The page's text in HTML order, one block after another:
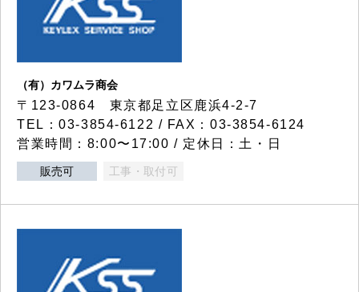
（有）カワムラ商会
〒123-0864 東京都足立区鹿浜4-2-7
TEL：03-3854-6122 / FAX：03-3854-6124
営業時間：8:00〜17:00 / 定休日：土・日
販売可 工事・取付可